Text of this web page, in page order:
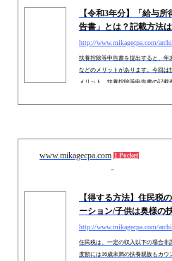
【令和3年分】「給与
告書」とは？記載方法
http://www.mikagecpa.com/
扶養控除等申告書を提出すると、年
などのメリットがあります。今回は
メリット、扶養控除等申告書の記載
www.mikagecpa.com 1 Pocket
【得する方法】住民税
ーション/子供は奥様の
http://www.mikagecpa.com/
住民税は、一定の収入以下の場合非
度額には16歳未満の扶養親族もカ